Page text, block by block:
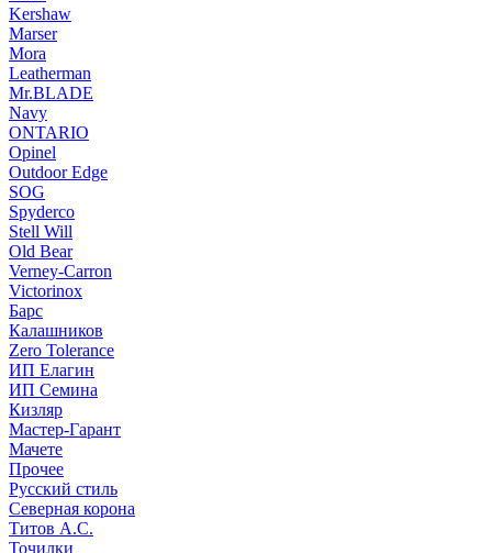
Kershaw
Marser
Mora
Leatherman
Mr.BLADE
Navy
ONTARIO
Opinel
Outdoor Edge
SOG
Spyderco
Stell Will
Old Bear
Verney-Carron
Victorinox
Барс
Калашников
Zero Tolerance
ИП Елагин
ИП Семина
Кизляр
Мастер-Гарант
Мачете
Прочее
Русский стиль
Северная корона
Титов А.С.
Точилки